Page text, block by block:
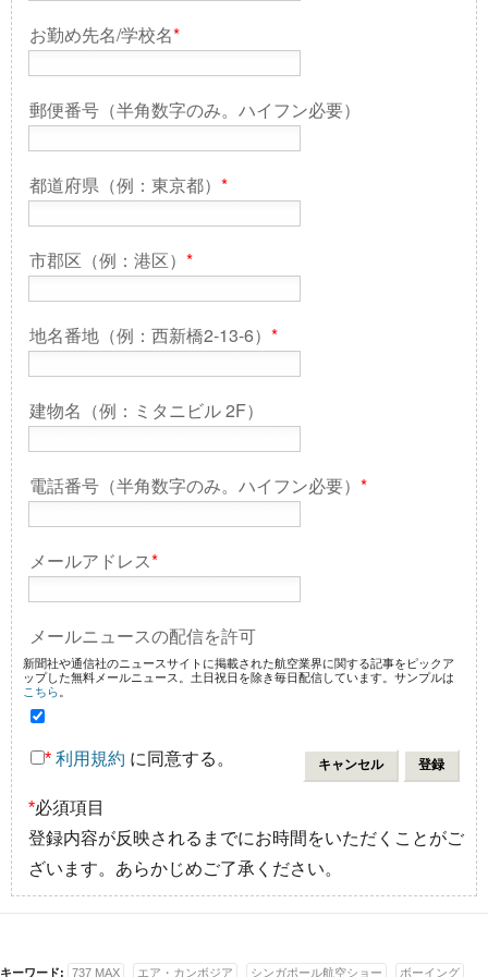
お勤め先名/学校名*
郵便番号（半角数字のみ。ハイフン必要）
都道府県（例：東京都） *
市郡区（例：港区） *
地名番地（例：西新橋2-13-6） *
建物名（例：ミタニビル 2F）
電話番号（半角数字のみ。ハイフン必要） *
メールアドレス*
メールニュースの配信を許可
新聞社や通信社のニュースサイトに掲載された航空業界に関する記事をピックア
ップした無料メールニュース。土日祝日を除き毎日配信しています。サンプルは
こちら
* 利用規約 に同意する。
*必須項目
登録内容が反映されるまでにお時間をいただくことがご
ざいます。あらかじめご了承ください。
キーワード: 737 MAX エア・カンボジア シンガポール航空ショー ボーイング